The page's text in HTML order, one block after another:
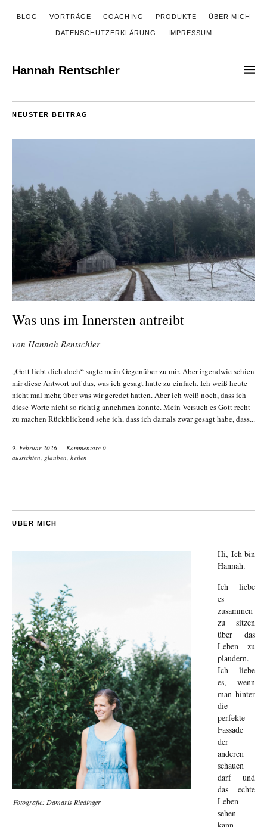
BLOG VORTRÄGE COACHING PRODUKTE ÜBER MICH
DATENSCHUTZERKLÄRUNG IMPRESSUM
Hannah Rentschler
NEUSTER BEITRAG
Was uns im Innersten antreibt
von Hannah Rentschler
„Gott liebt dich doch“ sagte mein Gegenüber zu mir. Aber irgendwie schien
mir diese Antwort auf das, was ich gesagt hatte zu einfach. Ich weiß heute
nicht mal mehr, über was wir geredet hatten. Aber ich weiß noch, dass ich
diese Worte nicht so richtig annehmen konnte. Mein Versuch es Gott recht
zu machen Rückblickend sehe ich, dass ich damals zwar gesagt habe, dass...
9. Februar 2026
Kommentare 0
ausrichten glauben heilen
ÜBER MICH
Fotografie: Damaris Riedinger
Hi, Ich bin
Hannah.
Ich liebe
es
zusammen
zu sitzen
über das
Leben zu
plaudern.
Ich liebe
es, wenn
man hinter
die
perfekte
Fassade
der
anderen
schauen
darf und
das echte
Leben
sehen